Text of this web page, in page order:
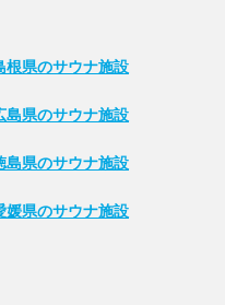
根県のサウナ施設
島県のサウナ施設
島県のサウナ施設
媛県のサウナ施設